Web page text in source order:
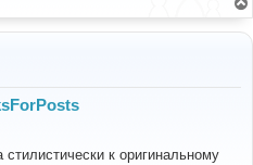
к оригинальному